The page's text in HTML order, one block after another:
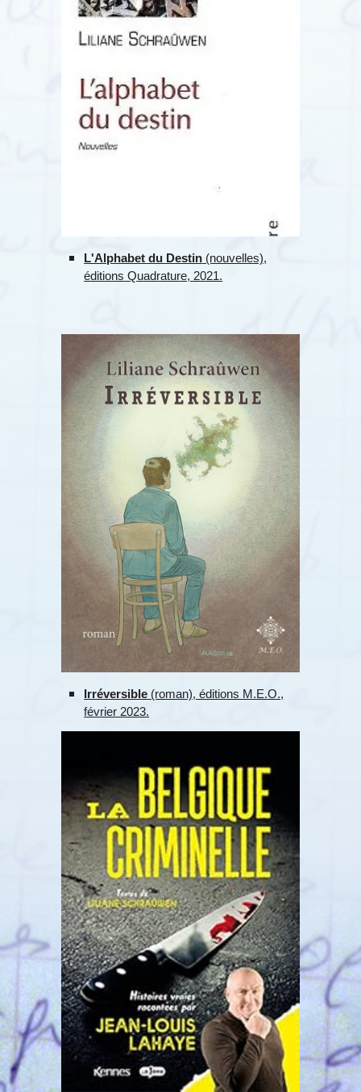
L'Alphabet du Destin (nouvelles),
éditions Quadrature, 2021.
Irréversible (roman), éditions M.E.O.,
février 2023.